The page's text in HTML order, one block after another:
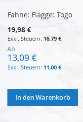
Fahne: Flagge: Togo
19,98 €
16,79 €
Ab
13,09 €
11,00 €
In den Warenkorb